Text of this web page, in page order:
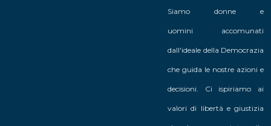
Di Elisabetta
Nazionale DC
atomica
Siamo donne e
uomini accomunati
dall'ideale della Democrazia
che guida le nostre azioni e
decisioni. Ci ispiriamo ai
valori di libertà e giustizia